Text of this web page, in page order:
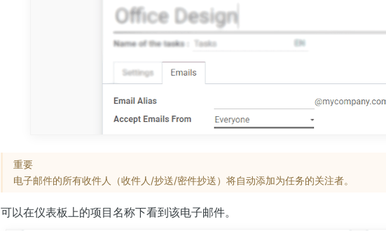
重要
电子邮件的所有收件人（收件人/抄送/密件抄送）将自动添加为任务的关注者。
可以在仪表板上的项目名称下看到该电子邮件。